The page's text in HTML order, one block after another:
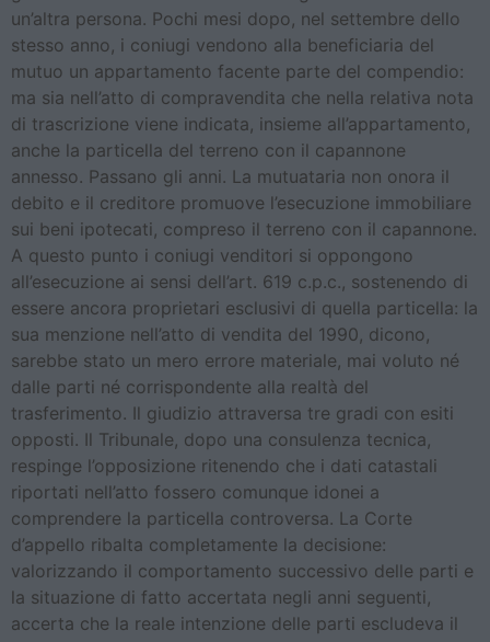
un’altra persona. Pochi mesi dopo, nel settembre dello
stesso anno, i coniugi vendono alla beneficiaria del
mutuo un appartamento facente parte del compendio:
ma sia nell’atto di compravendita che nella relativa nota
di trascrizione viene indicata, insieme all’appartamento,
anche la particella del terreno con il capannone
annesso. Passano gli anni. La mutuataria non onora il
debito e il creditore promuove l’esecuzione immobiliare
sui beni ipotecati, compreso il terreno con il capannone.
A questo punto i coniugi venditori si oppongono
all’esecuzione ai sensi dell’art. 619 c.p.c., sostenendo di
essere ancora proprietari esclusivi di quella particella: la
sua menzione nell’atto di vendita del 1990, dicono,
sarebbe stato un mero errore materiale, mai voluto né
dalle parti né corrispondente alla realtà del
trasferimento. Il giudizio attraversa tre gradi con esiti
opposti. Il Tribunale, dopo una consulenza tecnica,
respinge l’opposizione ritenendo che i dati catastali
riportati nell’atto fossero comunque idonei a
comprendere la particella controversa. La Corte
d’appello ribalta completamente la decisione:
valorizzando il comportamento successivo delle parti e
la situazione di fatto accertata negli anni seguenti,
accerta che la reale intenzione delle parti escludeva il